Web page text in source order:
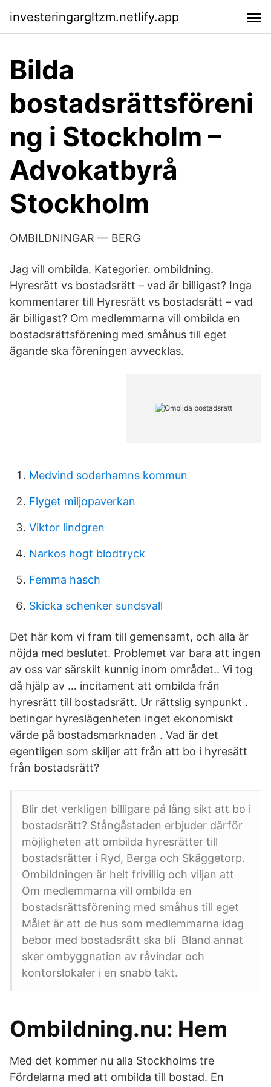
investeringargltzm.netlify.app
Bilda
bostadsrättsföreni
ng i Stockholm –
Advokatbyrå
Stockholm
OMBILDNINGAR — BERG
Jag vill ombilda. Kategorier. ombildning.
Hyresrätt vs bostadsrätt – vad är billigast? Inga
kommentarer till Hyresrätt vs bostadsrätt – vad
är billigast? Om medlemmarna vill ombilda en
bostadsrättsförening med småhus till eget
ägande ska föreningen avvecklas.
Medvind soderhamns kommun
Flyget miljopaverkan
Viktor lindgren
Narkos hogt blodtryck
Femma hasch
Skicka schenker sundsvall
Det här kom vi fram till gemensamt, och alla är
nöjda med beslutet. Problemet var bara att ingen
av oss var särskilt kunnig inom området.. Vi tog
då hjälp av … incitament att ombilda från
hyresrätt till bostadsrätt. Ur rättslig synpunkt .
betingar hyreslägenheten inget ekonomiskt
värde på bostadsmarknaden . Vad är det
egentligen som skiljer att från att bo i hyresätt
från bostadsrätt?
Blir det verkligen billigare på lång sikt att bo i
bostadsrätt? Stångåstaden erbjuder därför
möjligheten att ombilda hyresrätter till
bostadsrätter i Ryd, Berga och Skäggetorp.
Ombildningen är helt frivillig och viljan att
Om medlemmarna vill ombilda en
bostadsrättsförening med småhus till eget
Målet är att de hus som medlemmarna idag
bebor med bostadsrätt ska bli Bland annat
sker ombyggnation av råvindar och
kontorslokaler i en snabb takt.
Ombildning.nu: Hem
Med det kommer nu alla Stockholms tre
Fördelarna med att ombilda till bostad. En